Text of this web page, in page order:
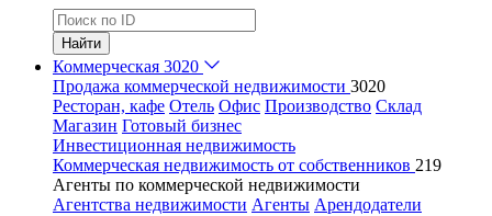
Найти
Коммерческая 3020
Продажа коммерческой недвижимости 3020
Ресторан, кафе Отель Офис Производство Склад
Магазин Готовый бизнес
Инвестиционная недвижимость
Коммерческая недвижимость от собственников 219
Агенты по коммерческой недвижимости
Агентства недвижимости Агенты Арендодатели